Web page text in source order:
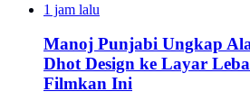
1 jam lalu
Manoj Punjabi Ungkap
Dhot Design ke Layar
Filmkan Ini